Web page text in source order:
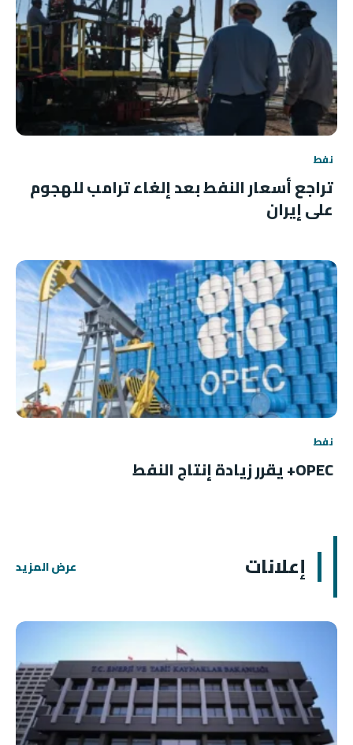
نفط
تراجع أسعار النفط بعد إلغاء ترامب للهجوم
على إيران
نفط
OPEC+ يقرر زيادة إنتاج النفط
إعلانات عرض المزيد